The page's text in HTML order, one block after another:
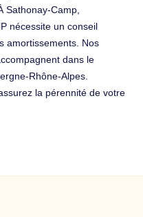
Sathonay-Camp,
nécessite un conseil
amortissements. Nos
dans le
Rhône-Alpes.
la pérennité de votre